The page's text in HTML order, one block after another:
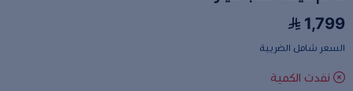
1,799
السعر شامل الضريبة
نفدت الكمية